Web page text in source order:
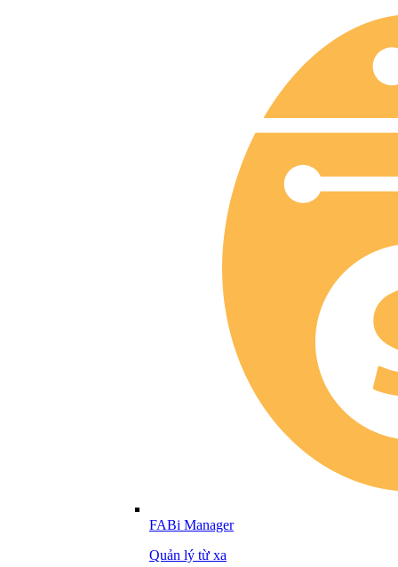
FABi Manager
Quản lý từ xa